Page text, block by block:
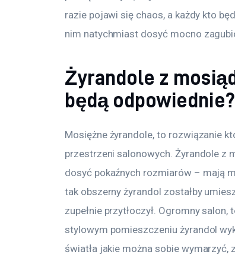
razie pojawi się chaos, a każdy kto
nim natychmiast dosyć mocno
Żyrandole z
będą odpowiednie?
Mosiężne żyrandole, to rozwiązanie
przestrzeni salonowych. Żyrandole z
dosyć pokaźnych rozmiarów – mają
tak obszerny żyrandol zostałby
zupełnie przytłoczył. Ogromny
stylowym pomieszczeniu żyrandol
światła jakie można sobie wymarzyć,